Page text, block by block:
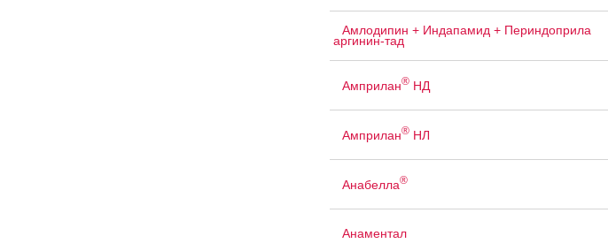
Амлодипин + Индапамид + Периндоприла
аргинин-тад
Амприлан®НД
Амприлан®НЛ
Анабелла®
Анаментал